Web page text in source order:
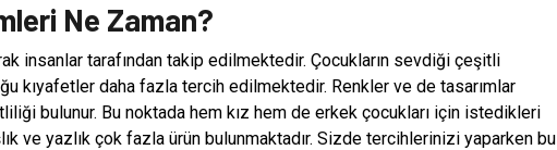
Ne Zaman?
insanlar tarafından takip edilmektedir. Çocukların sevdiği çeşitli
kıyafetler daha fazla tercih edilmektedir. Renkler ve de tasarımlar
bulunur. Bu noktada hem kız hem de erkek çocukları için istedikleri
ve yazlık çok fazla ürün bulunmaktadır. Sizde tercihlerinizi yaparken bu